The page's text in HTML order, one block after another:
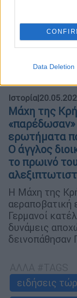
Data Deletion
Ιστορία|
Μάχη της
ερωτήματα
Ο άγγλος
το πρωινό
Η Μάχη της
αεραποβατική
Γερμανοί
δυνάμεις
δεινοπάθησαν
ειδήσεις